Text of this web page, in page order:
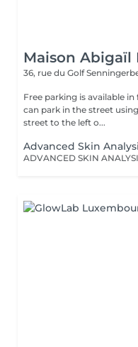
Maison Abigaïl
36, rue du Golf
Free parking is available
can park in the street
street to the left o...
Advanced Skin